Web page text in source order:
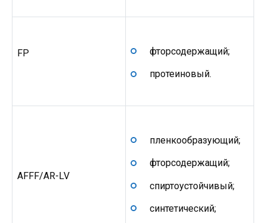
FP фторсодержащий;
протеиновый.
AFFF/AR-LV
пленкообразующий;
фторсодержащий;
спиртоустойчивый;
синтетический;